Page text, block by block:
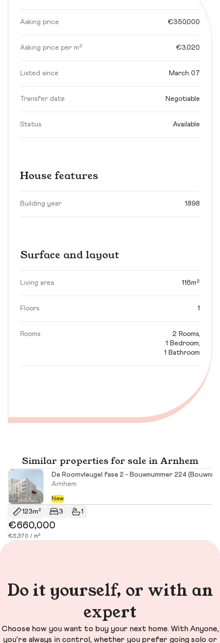
Asking price €350,000
Asking price per m² €3,020
Listed since March 07
Transfer date Negotiable
Status Available
House features
Building year 1898
Surface and layout
Living area 116m²
Floors 1
Rooms
2 Rooms,
1 Bedroom,
1 Bathroom
Similar properties for sale in Arnhem
De Roomvleugel fase 2 - Bouwnummer 224 (Bouwnr.
Arnhem
New
123m² 3 1
€660,000
€5,370 / m²
Do it yourself, or with an
expert
Choose how you want to buy your next home. With Anyone,
you’re always in control, whether you prefer going solo or